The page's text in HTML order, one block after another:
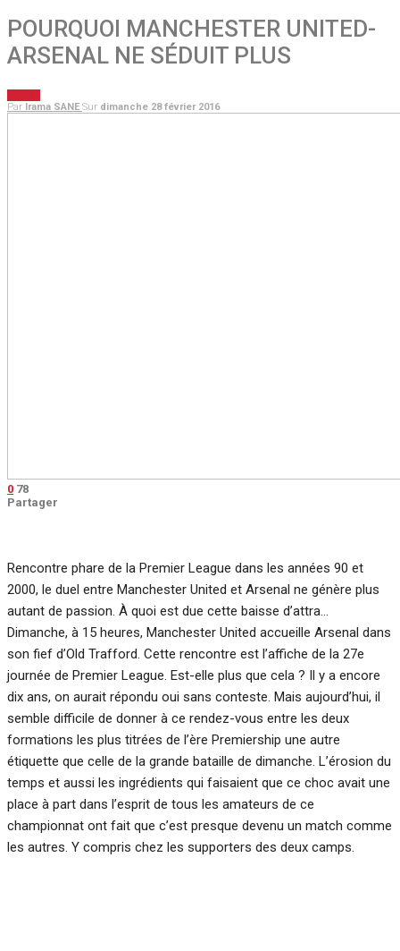
POURQUOI MANCHESTER UNITED-
ARSENAL NE SÉDUIT PLUS
Par Irama SANE Sur dimanche 28 février 2016
0 78
Partager
Rencontre phare de la Premier League dans les années 90 et
2000, le duel entre Manchester United et Arsenal ne génère plus
autant de passion. À quoi est due cette baisse d’attra…
Dimanche, à 15 heures, Manchester United accueille Arsenal dans
son fief d’Old Trafford. Cette rencontre est l’affiche de la 27e
journée de Premier League. Est-elle plus que cela ? Il y a encore
dix ans, on aurait répondu oui sans conteste. Mais aujourd’hui, il
semble difficile de donner à ce rendez-vous entre les deux
formations les plus titrées de l’ère Premiership une autre
étiquette que celle de la grande bataille de dimanche. L’érosion du
temps et aussi les ingrédients qui faisaient que ce choc avait une
place à part dans l’esprit de tous les amateurs de ce
championnat ont fait que c’est presque devenu un match comme
les autres. Y compris chez les supporters des deux camps.